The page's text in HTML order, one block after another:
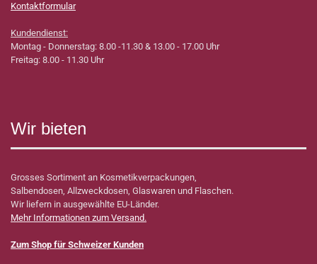
Kontaktformular
Kundendienst:
Montag - Donnerstag: 8.00 -11.30 & 13.00 - 17.00 Uhr
Freitag: 8.00 - 11.30 Uhr
Wir bieten
Grosses Sortiment an Kosmetikverpackungen,
Salbendosen, Allzweckdosen, Glaswaren und Flaschen.
Wir liefern in ausgewählte EU-Länder.
Mehr Informationen zum Versand.
Zum Shop für Schweizer Kunden